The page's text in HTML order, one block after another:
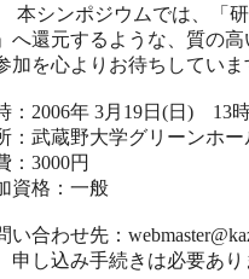
本シンポジウムでは、「
へ還元するような、質の
加を心よりお待ちしていま
：2006年 3月19日(日)
：武蔵野大学グリーンホー
：3000円
資格：一般
い合わせ先：
申し込み手続きは必要あ